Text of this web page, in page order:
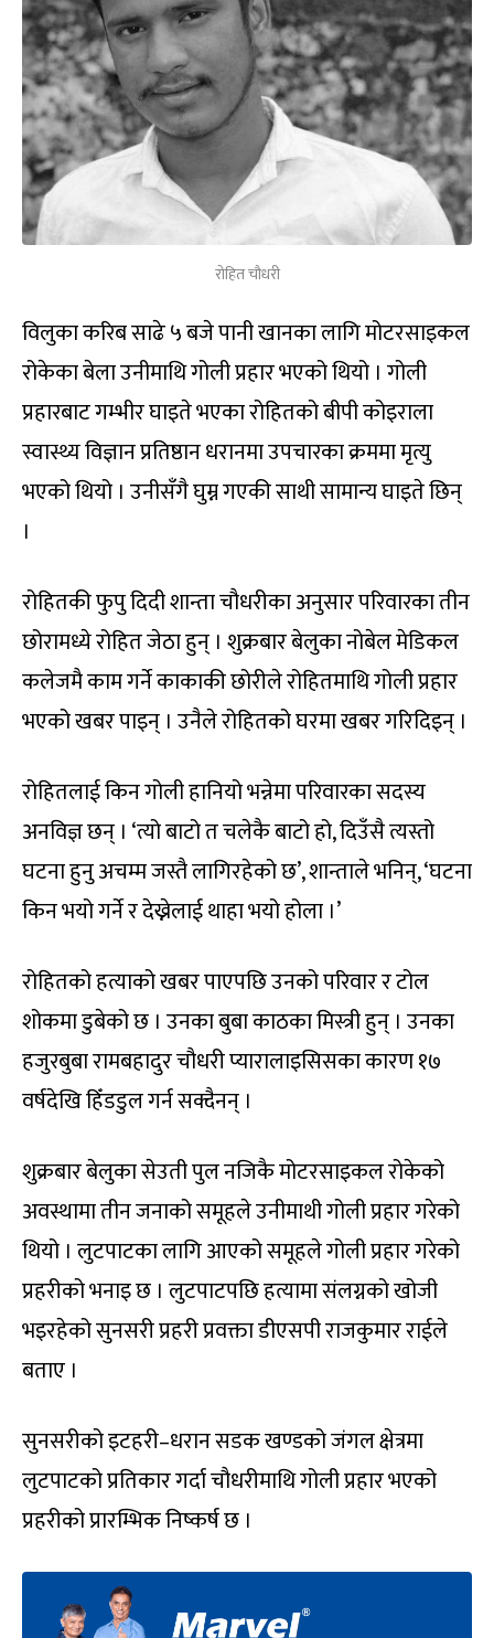
रोहित चौधरी
विलुका करिब साढे ५ बजे पानी खानका लागि मोटरसाइकल
रोकेका बेला उनीमाथि गोली प्रहार भएको थियो । गोली
प्रहारबाट गम्भीर घाइते भएका रोहितको बीपी कोइराला
स्वास्थ्य विज्ञान प्रतिष्ठान धरानमा उपचारका क्रममा मृत्यु
भएको थियो । उनीसँगै घुम्न गएकी साथी सामान्य घाइते छिन्
।
रोहितकी फुपु दिदी शान्ता चौधरीका अनुसार परिवारका तीन
छोरामध्ये रोहित जेठा हुन् । शुक्रबार बेलुका नोबेल मेडिकल
कलेजमै काम गर्ने काकाकी छोरीले रोहितमाथि गोली प्रहार
भएको खबर पाइन् । उनैले रोहितको घरमा खबर गरिदिइन् ।
रोहितलाई किन गोली हानियो भन्नेमा परिवारका सदस्य
अनविज्ञ छन् । ‘त्यो बाटो त चलेकै बाटो हो, दिउँसै त्यस्तो
घटना हुनु अचम्म जस्तै लागिरहेको छ’, शान्ताले भनिन्, ‘घटना
किन भयो गर्ने र देख्नेलाई थाहा भयो होला ।’
रोहितको हत्याको खबर पाएपछि उनको परिवार र टोल
शोकमा डुबेको छ । उनका बुबा काठका मिस्त्री हुन् । उनका
हजुरबुबा रामबहादुर चौधरी प्यारालाइसिसका कारण १७
वर्षदेखि हिँडडुल गर्न सक्दैनन् ।
शुक्रबार बेलुका सेउती पुल नजिकै मोटरसाइकल रोकेको
अवस्थामा तीन जनाको समूहले उनीमाथी गोली प्रहार गरेको
थियो । लुटपाटका लागि आएको समूहले गोली प्रहार गरेको
प्रहरीको भनाइ छ । लुटपाटपछि हत्यामा संलग्नको खोजी
भइरहेको सुनसरी प्रहरी प्रवक्ता डीएसपी राजकुमार राईले
बताए ।
सुनसरीको इटहरी–धरान सडक खण्डको जंगल क्षेत्रमा
लुटपाटको प्रतिकार गर्दा चौधरीमाथि गोली प्रहार भएको
प्रहरीको प्रारम्भिक निष्कर्ष छ ।